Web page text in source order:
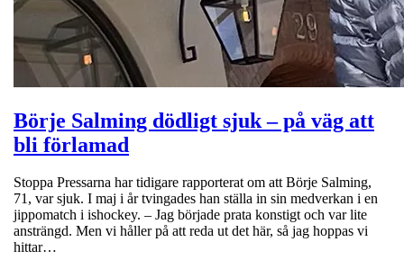
Börje Salming dödligt sjuk – på väg att
bli förlamad
Stoppa Pressarna har tidigare rapporterat om att Börje Salming,
71, var sjuk. I maj i år tvingades han ställa in sin medverkan i en
jippomatch i ishockey. – Jag började prata konstigt och var lite
ansträngd. Men vi håller på att reda ut det här, så jag hoppas vi
hittar…